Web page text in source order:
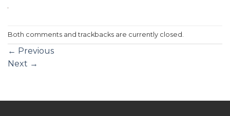
Both comments and trackbacks are currently closed.
← Previous
Next →